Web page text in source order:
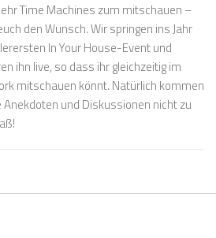
Time Machines zum mitschauen –
den Wunsch. Wir springen ins Jahr
In Your House-Event und
ihn live, so dass ihr gleichzeitig im
mitschauen könnt. Natürlich kommen
Anekdoten und Diskussionen nicht zu